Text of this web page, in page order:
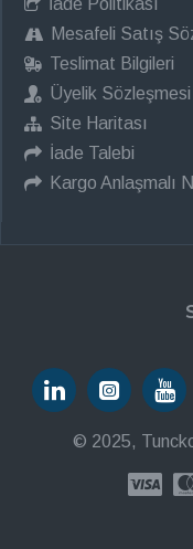
İade Politikası
Mesafeli Satış
Teslimat Bilgileri
Üyelik Sözleşmesi
Site Haritası
İade Talebi
Kargo Anlaşmalı
© 2025,